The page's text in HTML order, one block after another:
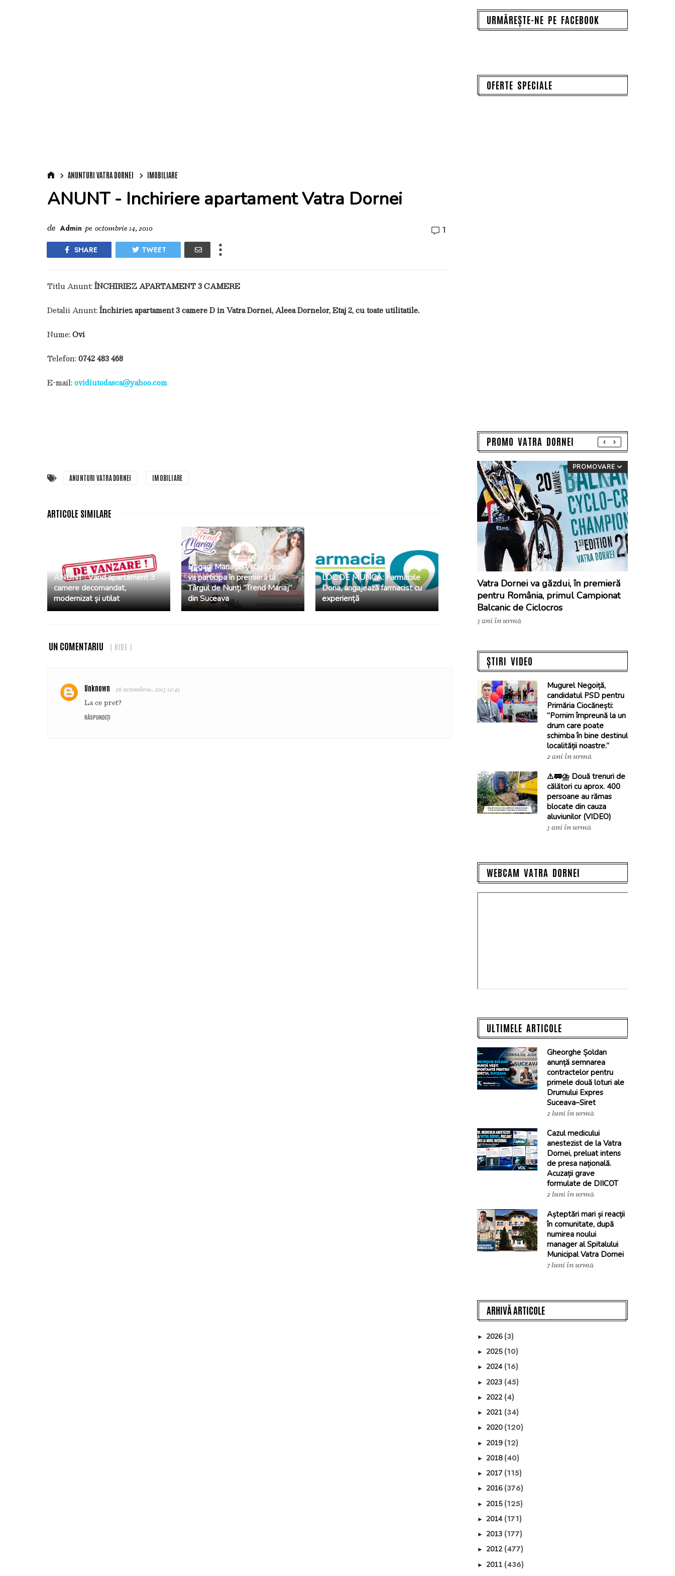
ANUNTURI VATRA DORNEI IMOBILIARE
ANUNT - Inchiriere apartament Vatra Dornei
de Admin pe octombrie 14, 2010 1
SHARE TWEET
Titlu Anunt:ÎNCHIRIEZ APARTAMENT 3 CAMERE
Detalii Anunt:Închiriez apartament 3 camere D in Vatra Dornei, Aleea Dornelor, Etaj 2, cu toate utilitatile.
Nume:Ovi
Telefon:0742 483 468
E-mail:ovidiutodasca@yahoo.com
ANUNTURI VATRA DORNEI IMOBILIARE
ANUNT : Vând apartament 3
camere decomandat,
modernizat și utilat
Bogadi Mariage Vatra Dornei
va participa în premieră la
Târgul de Nunți ”Trend Mariaj”
din Suceava
LOC DE MUNCĂ: Farmaciile
Dona, angajează farmacist cu
experiență
UN COMENTARIU ( HIDE )
Unknown 26 octombrie, 2013 12:45
La ce pret?
RĂSPUNDEȚI
URMĂREȘTE-NE PE FACEBOOK
OFERTE SPECIALE
PROMO VATRA DORNEI
PROMOVARE
Vatra Dornei va găzdui, în premieră
pentru România, primul Campionat
Balcanic de Ciclocros
3 ani în urmă
ȘTIRI VIDEO
Mugurel Negoiță,
candidatul PSD pentru
Primăria Ciocănești:
”Pornim împreună la un
drum care poate
schimba în bine destinul
localității noastre.”
2 ani în urmă
⚠️🚃⛈️ Două trenuri de
călători cu aprox. 400
persoane au rămas
blocate din cauza
aluviunilor (VIDEO)
3 ani în urmă
WEBCAM VATRA DORNEI
ULTIMELE ARTICOLE
Gheorghe Șoldan
anunță semnarea
contractelor pentru
primele două loturi ale
Drumului Expres
Suceava–Siret
2 luni în urmă
Cazul medicului
anestezist de la Vatra
Dornei, preluat intens
de presa națională.
Acuzații grave
formulate de DIICOT
2 luni în urmă
Așteptări mari și reacții
în comunitate, după
numirea noului
manager al Spitalului
Municipal Vatra Dornei
7 luni în urmă
ARHIVĂ ARTICOLE
► 2026 (3)
► 2025 (10)
► 2024 (16)
► 2023 (45)
► 2022 (4)
► 2021 (34)
► 2020 (120)
► 2019 (12)
► 2018 (40)
► 2017 (115)
► 2016 (376)
► 2015 (125)
► 2014 (171)
► 2013 (177)
► 2012 (477)
► 2011 (436)